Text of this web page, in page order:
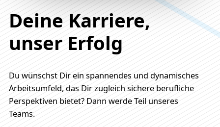
Deine Karriere,
unser Erfolg
Du wünschst Dir ein spannendes und dynamisches
Arbeitsumfeld, das Dir zugleich sichere berufliche
Perspektiven bietet? Dann werde Teil unseres
Teams.